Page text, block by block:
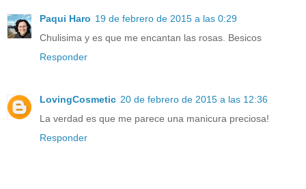
Paqui Haro 19 de febrero de 2015 a las 0:29
Chulisima y es que me encantan las rosas. Besicos
Responder
LovingCosmetic 20 de febrero de 2015 a las 12:36
La verdad es que me parece una manicura preciosa!
Responder